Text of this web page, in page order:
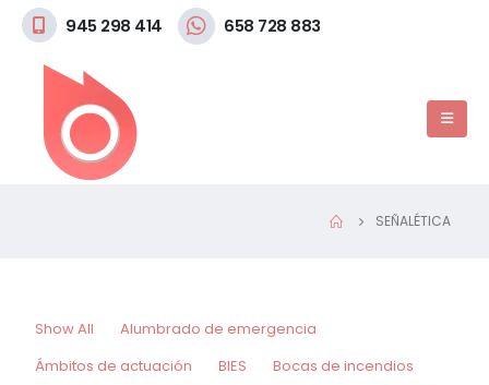
945 298 414 658 728 883
SEÑALÉTICA
Show All
Alumbrado de emergencia
Ámbitos de actuación
BIES
Bocas de incendios